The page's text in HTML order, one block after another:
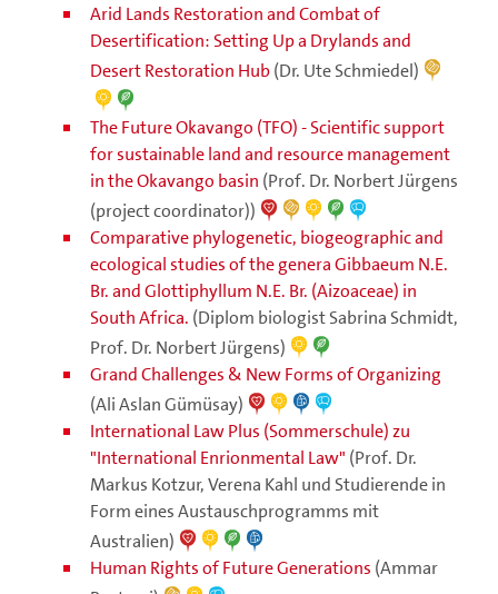
Arid Lands Restoration and Combat of
Desertification: Setting Up a Drylands and
Desert Restoration Hub(Dr. Ute Schmiedel)
The Future Okavango (TFO) - Scientific support
for sustainable land and resource management
in the Okavango basin (Prof. Dr. Norbert Jürgens
(project coordinator))
Comparative phylogenetic, biogeographic and
ecological studies of the genera Gibbaeum N.E.
Br. and Glottiphyllum N.E. Br. (Aizoaceae) in
South Africa. (Diplom biologist Sabrina Schmidt,
Prof. Dr. Norbert Jürgens)
Grand Challenges & New Forms of Organizing
(Ali Aslan Gümüsay)
International Law Plus (Sommerschule) zu
"International Enrionmental Law" (Prof. Dr.
Markus Kotzur, Verena Kahl und Studierende in
Form eines Austauschprogramms mit
Australien)
Human Rights of Future Generations (Ammar